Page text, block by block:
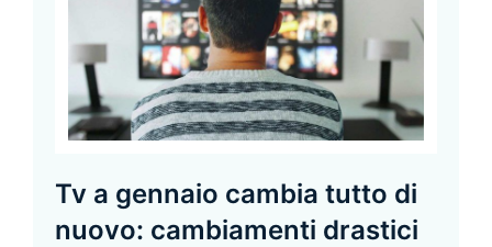
Tv a gennaio cambia tutto di
nuovo: cambiamenti drastici